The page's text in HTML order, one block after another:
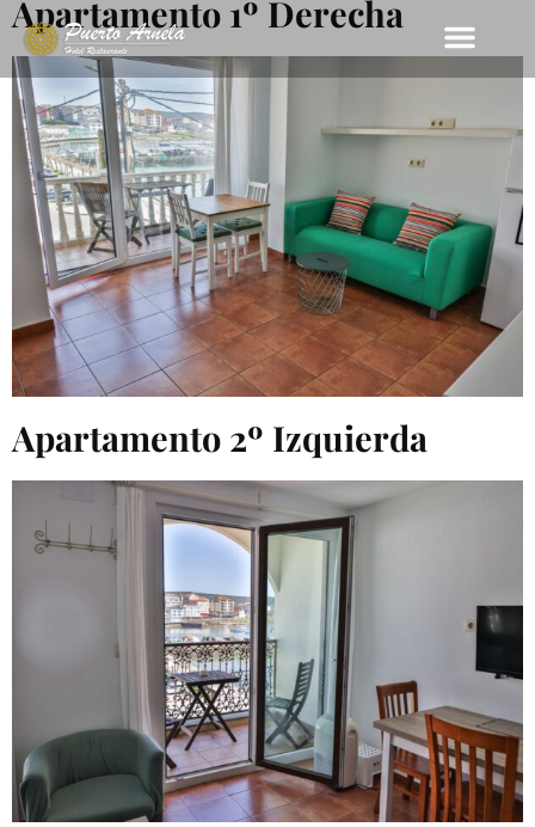
Apartamento 1º Derecha
Apartamento 2º Izquierda